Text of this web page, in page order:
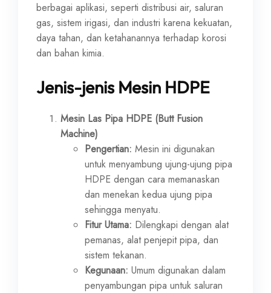
berbagai aplikasi, seperti distribusi air, saluran
gas, sistem irigasi, dan industri karena kekuatan,
daya tahan, dan ketahanannya terhadap korosi
dan bahan kimia.
Jenis-jenis Mesin HDPE
Mesin Las Pipa HDPE (Butt Fusion
Machine)
Pengertian: Mesin ini digunakan
untuk menyambung ujung-ujung pipa
HDPE dengan cara memanaskan
dan menekan kedua ujung pipa
sehingga menyatu.
Fitur Utama: Dilengkapi dengan alat
pemanas, alat penjepit pipa, dan
sistem tekanan.
Kegunaan: Umum digunakan dalam
penyambungan pipa untuk saluran